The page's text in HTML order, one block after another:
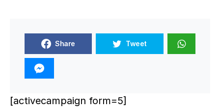
Share Tweet
[activecampaign form=5]